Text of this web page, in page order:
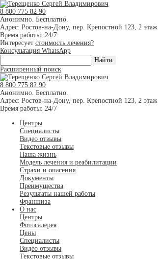
8 800 775 82 90
Анонимно. Бесплатно.
Адрес: Ростов-на-Дону, пер. Крепостной 123, 2 этаж
Время работы: 24/7
Интересует стоимость лечения?
Консультация WhatsApp
Расширенный поиск
8 800 775 82 90
Анонимно. Бесплатно.
Адрес: Ростов-на-Дону, пер. Крепостной 123, 2 этаж
Время работы: 24/7
Центры
Специалисты
Видео отзывы
Текстовые отзывы
Наша жизнь
Модель лечения и реабилитации
Страхи и опасения
Документы
Преимущества
Результаты нашей работы
Франшиза
О нас
Центры
Фотогалерея
Цены
Специалисты
Видео отзывы
Текстовые отзывы